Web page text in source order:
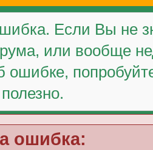
Если Вы не
или вообще
ошибке,
ошибка: